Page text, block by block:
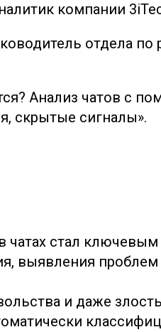
компании
отдела по
Анализ чатов с
скрытые сигналы».
чатах стал
выявления
и даже